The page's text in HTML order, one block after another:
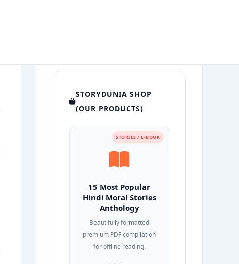
STORYDUNIA SHOP
(OUR PRODUCTS)
STORIES / E-BOOK
15 Most Popular
Hindi Moral Stories
Anthology
Beautifully formatted
premium PDF compilation
for offline reading.